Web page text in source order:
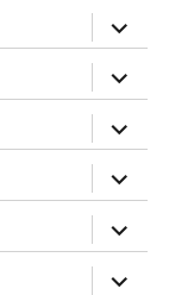
ouvrir
sous-
menu
ouvrir
sous-
menu
ouvrir
sous-
menu
ouvrir
le
sous-
menu
ouvrir
sous-
menu
ouvrir